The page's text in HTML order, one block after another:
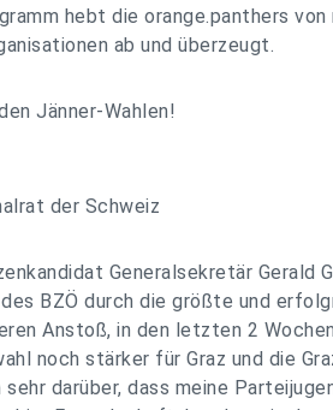
hebt die orange.panthers von
ab und überzeugt.
Jänner-Wahlen!
der Schweiz
Generalsekretär Gerald
BZÖ durch die größte und
Anstoß, in den letzten 2
noch stärker für Graz und die
darüber, dass meine